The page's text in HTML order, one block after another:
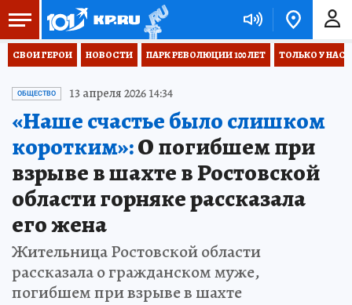
СВОИ ГЕРОИ НОВОСТИ ПАРК РЕВОЛЮЦИИ 100 ЛЕТ ТОЛЬКО У НАС
ОБЩЕСТВО 13 апреля 2026 14:34
«Наше счастье было слишком
коротким»:О погибшем при
взрыве в шахте в Ростовской
области горняке рассказала
его жена
Жительница Ростовской области
рассказала о гражданском муже,
погибшем при взрыве в шахте